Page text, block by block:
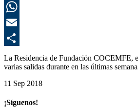
La Residencia de Fundación COCEMFE,
varias salidas durante en las últimas
11 Sep 2018
¡Síguenos!